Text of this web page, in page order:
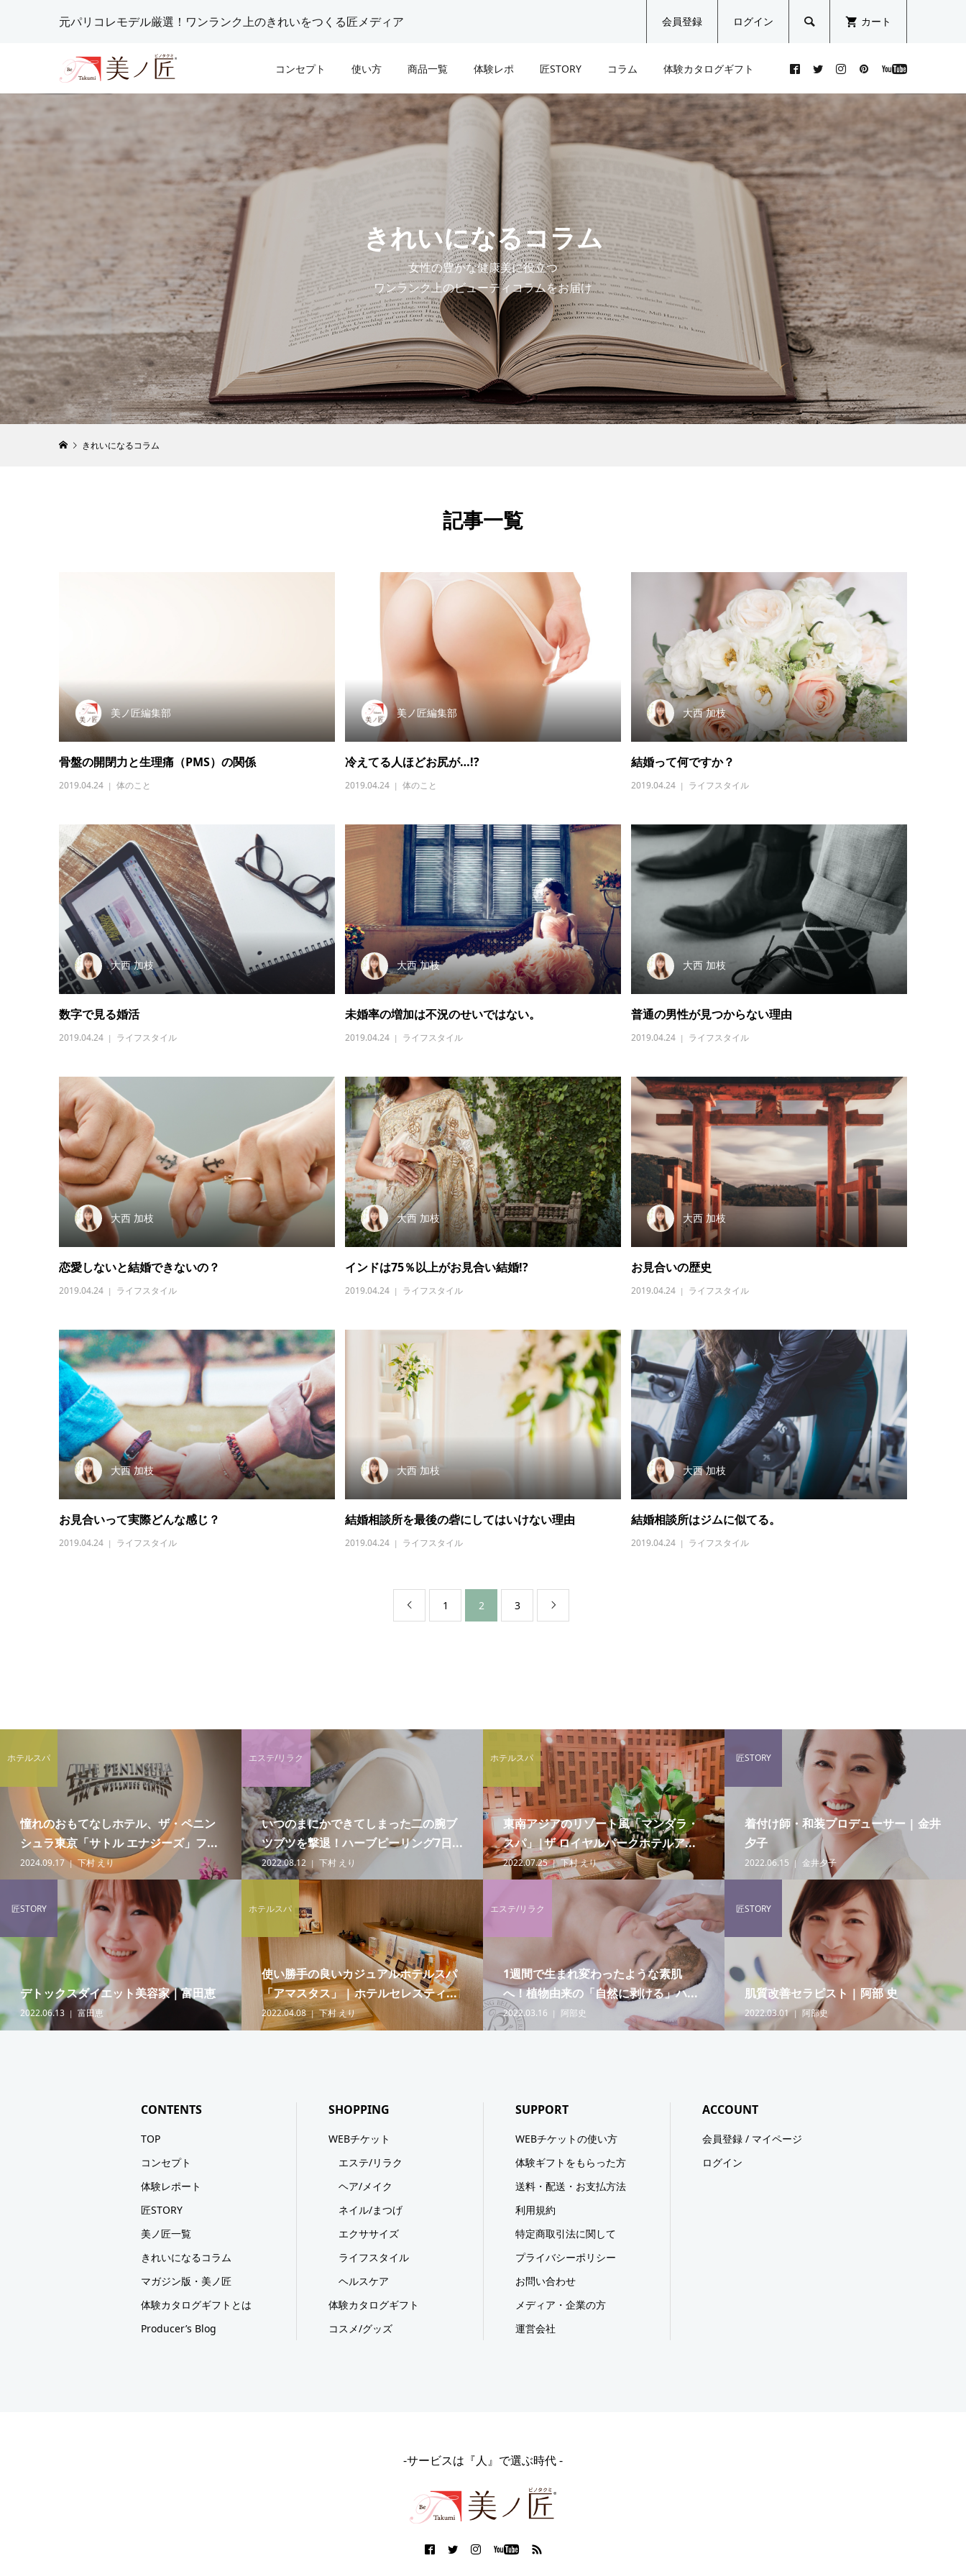
元パリコレモデル厳選！ワンランク上のきれいをつくる匠メディア 会員登録 ログイン  カート
コンセプト 使い方 商品一覧 体験レポ 匠STORY コラム 体験カタログギフト
ホットストーンを使ったボデ
ィメイク痩身でぽっかぽかデ
トックス！
オールハンドエステで癒され
る。麻布界隈のセレブリティ
にも長年愛されてきたサロン
塩澤麻衣
小顔リフトアップ効果に期
待！美容と東洋医学の融合
「エステ美容鍼」でトータ...
倉内 夕
1週間で生まれ変わったよう
な素肌へ！植物由来の「自然
に剥ける」ハーブピーリング
阿部史
いつのまにかできてしまった
二の腕ブツブツを撃退！ハー
ブピーリング7日間レポート
下村 えり
即効性を求める方にオスス
メ！一回でも効果を感じられ
る吸引機を使用した痩身ケ...
中澤祐子
子供から大人まで安心安全の
ツヤすべスキンケア脱毛
阿部史
引き締まった小顔を目指すな
ら！首・デコルテもしっかり
ケアするご褒美フェイシャ...
河合直子
体をゆるめ、姿勢改善したい
方におすすめ！タイ古式・ス
トレッチ・ヨガのいいとこ...
koyumi(コユミ)
着付け師・和装プロデューサ
ー | 金井 夕子
コスメプロデューサー | 木元
木元 仁玉
ボディデザイナー | koyumi
koyumi(コユミ)
肌質改善セラピスト | 阿部
阿部史
洋菓子研究家｜木村幸子
木村幸子
自爪育成ネイルケアリスト |
花井可奈子
花井可奈子
美容鍼灸師｜倉内夕
倉内 夕
エステティシャン | 中澤 祐
子
中澤祐子
植物療法士 | 盛山 葉子
盛山葉子
腸と女性のからだ
最近よく耳にす
る..Femcare(フェムケア）と
は？
2022.09.25
日本古来のスーパーフード。
美味しく食べて美肌を目指す
「雑穀ライフ」のすすめ
2022.07.26
2020.03.25 花井可奈子
きれいな腸＝ “美腸”とはどん
な状態？
2018.08.07 小野咲
骨盤の開閉力と生理痛
（PMS）の関係
2019.04.24 美ノ匠編集部
よもぎ蒸しの進化版？植物の
力を生かした「Hug Steam-
ハグスチーム-」
2022.12.07 阿部史
冷えてる人ほどお尻が…!?
2019.04.24 美ノ匠編集部
紫外線とスキンケア
2020.03.26 阿部史
きれいになるコラム
女性の豊かな健康美に役立つ
ワンランク上のビューティコラムをお届け
きれいになるコラム
記事一覧
美ノ匠編集部
骨盤の開閉力と生理痛（PMS）の関係
2019.04.24 体のこと
美ノ匠編集部
冷えてる人ほどお尻が…!?
2019.04.24 体のこと
大西 加枝
結婚って何ですか？
2019.04.24 ライフスタイル
大西 加枝
数字で見る婚活
2019.04.24 ライフスタイル
大西 加枝
未婚率の増加は不況のせいではない。
2019.04.24 ライフスタイル
大西 加枝
普通の男性が見つからない理由
2019.04.24 ライフスタイル
大西 加枝
恋愛しないと結婚できないの？
2019.04.24 ライフスタイル
大西 加枝
インドは75％以上がお見合い結婚!?
2019.04.24 ライフスタイル
大西 加枝
お見合いの歴史
2019.04.24 ライフスタイル
大西 加枝
お見合いって実際どんな感じ？
2019.04.24 ライフスタイル
大西 加枝
結婚相談所を最後の砦にしてはいけない理由
2019.04.24 ライフスタイル
大西 加枝
結婚相談所はジムに似てる。
2019.04.24 ライフスタイル
 1 2 3 
憧れのおもてなしホテル、ザ・ペニン
シュラ東京「サトル エナジーズ」フ...
2024.09.17 下村 えり
ホテルスパ
いつのまにかできてしまった二の腕ブ
ツブツを撃退！ハーブピーリング7日...
2022.08.12 下村 えり
エステ/リラク
東南アジアのリゾート風「マンダラ・
スパ」|ザ ロイヤルパークホテルア...
2022.07.25 下村 えり
ホテルスパ
着付け師・和装プロデューサー | 金井
夕子
2022.06.15 金井夕子
匠STORY
デトックスダイエット美容家｜富田恵
2022.06.13 富田恵
匠STORY
使い勝手の良いカジュアルホテルスパ
「アマスタス」 | ホテルセレスティ...
2022.04.08 下村 えり
ホテルスパ
1週間で生まれ変わったような素肌
へ！植物由来の「自然に剥ける」ハ...
2022.03.16 阿部史
エステ/リラク
肌質改善セラピスト | 阿部 史
2022.03.01 阿部史
匠STORY
CONTENTS
TOP
コンセプト
体験レポート
匠STORY
美ノ匠一覧
きれいになるコラム
マガジン版・美ノ匠
体験カタログギフトとは
Producer’s Blog
SHOPPING
WEBチケット
エステ/リラク
ヘア/メイク
ネイル/まつげ
エクササイズ
ライフスタイル
ヘルスケア
体験カタログギフト
コスメ/グッズ
SUPPORT
WEBチケットの使い方
体験ギフトをもらった方
送料・配送・お支払方法
利用規約
特定商取引法に関して
プライバシーポリシー
お問い合わせ
メディア・企業の方
運営会社
ACCOUNT
会員登録 / マイページ
ログイン
-サービスは『人』で選ぶ時代 -